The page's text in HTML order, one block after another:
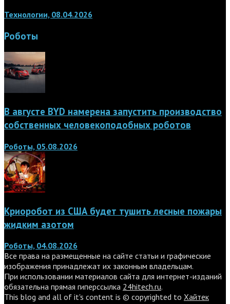
Технологии, 08.04.2026
Роботы
В августе BYD намерена запустить производство
собственных человекоподобных роботов
Роботы, 05.08.2026
Криоробот из США будет тушить лесные пожары
жидким азотом
Роботы, 04.08.2026
Все права на размещенные на сайте статьи и графические
изображения принадлежат их законным владельцам.
При использовании материалов сайта для интернет-изданий
обязательна прямая гиперссылка 24hitech.ru.
This blog and all of it's content is © copyrighted to Хайтек